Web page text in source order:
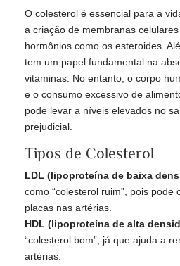
O colesterol é essencial para a
a criação de membranas
hormônios como os esteroides.
tem um papel fundamental na
vitaminas. No entanto, o corpo
e o consumo excessivo de
pode levar a níveis elevados no
prejudicial.
Tipos de Colesterol
LDL (lipoproteína de baixa
como “colesterol ruim”, pois pode
placas nas artérias.
HDL (lipoproteína de alta
“colesterol bom”, já que ajuda a
artérias.